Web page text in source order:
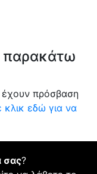
παρακάτω
έχουν πρόσβαση
κλικ εδώ για να
σας?